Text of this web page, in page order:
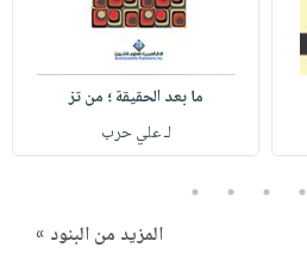
ما بعد الحقيقة ؛ من تز
لـ علي حرب
2
3
4
5
المزيد من البنود »